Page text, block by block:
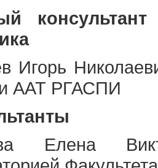
Игорь
ААТ РГАСПИ
Елена